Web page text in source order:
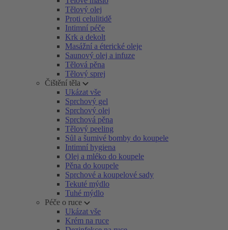
Tělový olej
Proti celulitidě
Intimní péče
Krk a dekolt
Masážní a éterické oleje
Saunový olej a infuze
Tělová pěna
Tělový sprej
Čištění těla
Ukázat vše
Sprchový gel
Sprchový olej
Sprchová pěna
Tělový peeling
Sůl a šumivé bomby do koupele
Intimní hygiena
Olej a mléko do koupele
Pěna do koupele
Sprchové a koupelové sady
Tekuté mýdlo
Tuhé mýdlo
Péče o ruce
Ukázat vše
Krém na ruce